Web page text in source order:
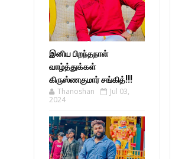
இனிய பிறந்தநாள்
வாழ்த்துக்கள்
கிருஸ்ணகுமார் சங்கித்!!!
Thanoshan
Jul 03,
2024